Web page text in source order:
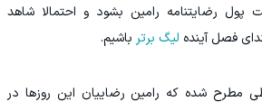
پول رضایتنامه رامین بشود و احتمالا شاهد
فصل آینده لیگ برتر باشیم.
مطرح شده که رامین رضاییان این روزها در